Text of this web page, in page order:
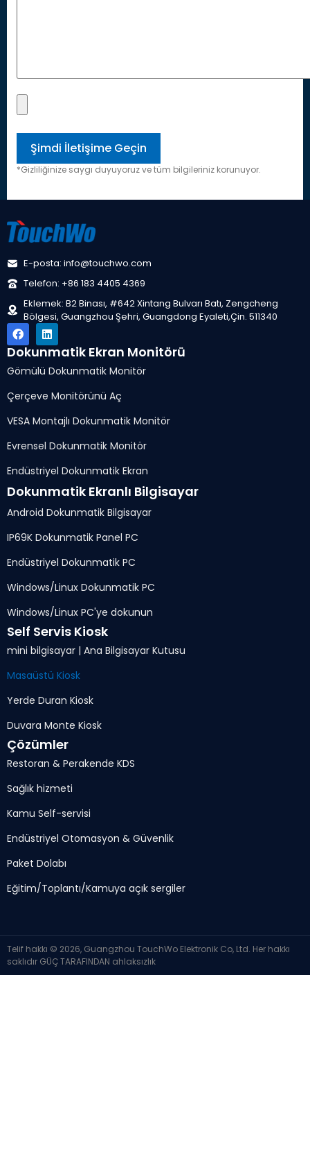
*Gizliliğinize saygı duyuyoruz ve tüm bilgileriniz korunuyor.
E-posta: info@touchwo.com
Telefon: +86 183 4405 4369
Eklemek: B2 Binası, #642 Xintang Bulvarı Batı, Zengcheng
Bölgesi, Guangzhou Şehri, Guangdong Eyaleti,Çin. 511340
Dokunmatik Ekran Monitörü
Gömülü Dokunmatik Monitör
Çerçeve Monitörünü Aç
VESA Montajlı Dokunmatik Monitör
Evrensel Dokunmatik Monitör
Endüstriyel Dokunmatik Ekran
Dokunmatik Ekranlı Bilgisayar
Android Dokunmatik Bilgisayar
IP69K Dokunmatik Panel PC
Endüstriyel Dokunmatik PC
Windows/Linux Dokunmatik PC
Windows/Linux PC'ye dokunun
Self Servis Kiosk
mini bilgisayar | Ana Bilgisayar Kutusu
Masaüstü Kiosk
Yerde Duran Kiosk
Duvara Monte Kiosk
Çözümler
Restoran & Perakende KDS
Sağlık hizmeti
Kamu Self-servisi
Endüstriyel Otomasyon & Güvenlik
Paket Dolabı
Eğitim/Toplantı/Kamuya açık sergiler
Telif hakkı © 2026, Guangzhou TouchWo Elektronik Co, Ltd. Her hakkı
saklıdır GÜÇ TARAFINDAN ahlaksızlık